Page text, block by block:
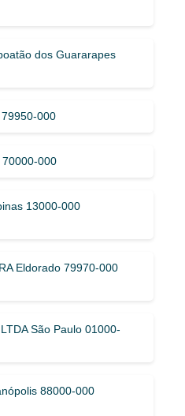
dos Guararapes
79950-000
70000-000
13000-000
Eldorado 79970-000
São Paulo 01000-
88000-000